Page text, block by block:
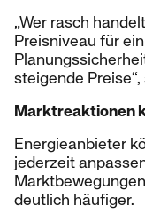
„Wer rasch
Preisniveau für
steigende Preise“,
Marktreaktionen
Energieanbieter
jederzeit
deutlich häufiger.